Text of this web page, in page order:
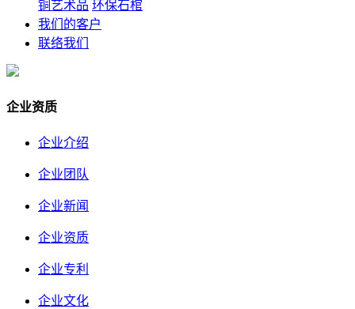
铜艺术品 环保石棺
我们的客户
联络我们
企业资质
企业介绍
企业团队
企业新闻
企业资质
企业专利
企业文化